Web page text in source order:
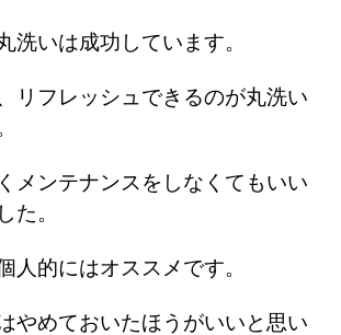
洗いは成功しています。
リフレッシュできるのが丸洗い
メンテナンスをしなくてもいい
た。
人的にはオススメです。
やめておいたほうがいいと思い